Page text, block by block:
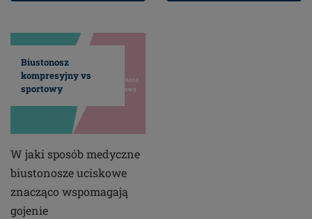
Biustonosz
kompresyjny vs
sportowy
W jaki sposób medyczne
biustonosze uciskowe
znacząco wspomagają
gojenie